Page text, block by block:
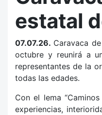
estatal
07.07.26. Caravaca
octubre y reunirá a
representantes de la
todas las edades.
Con el lema
experiencias,